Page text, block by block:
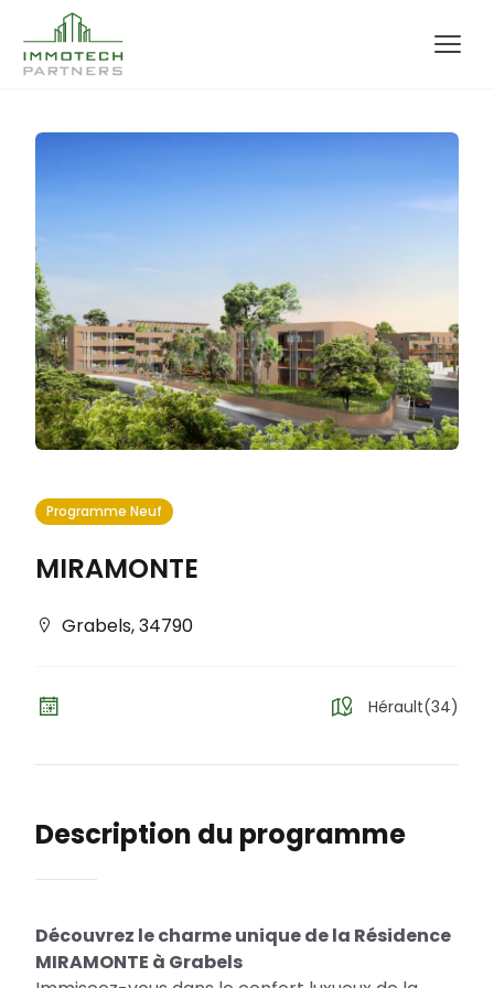
Programme Neuf
MIRAMONTE
Grabels,34790
Hérault(34)
Description du programme
Découvrez le charme unique de la Résidence
MIRAMONTE à Grabels